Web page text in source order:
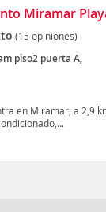
Miramar
(15 opiniones)
piso2 puerta A,
en Miramar, a 2,9